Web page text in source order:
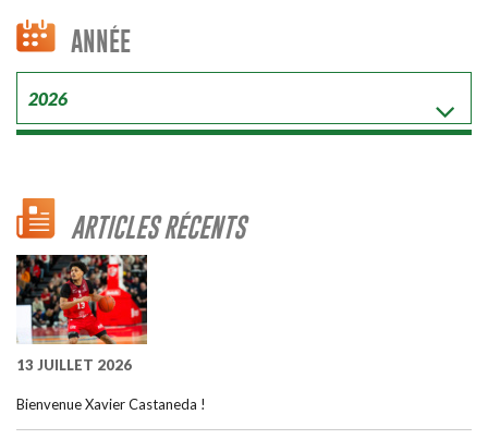
ANNÉE
ARTICLES RÉCENTS
13 JUILLET 2026
Bienvenue Xavier Castaneda !